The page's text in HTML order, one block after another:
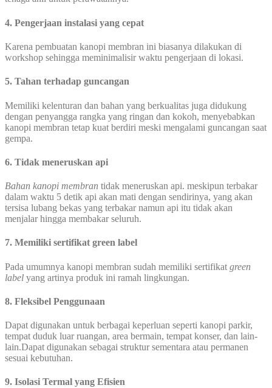
4. Pengerjaan instalasi yang cepat
Karena pembuatan kanopi membran ini biasanya dilakukan di
workshop sehingga meminimalisir waktu pengerjaan di lokasi.
5. Tahan terhadap guncangan
Memiliki kelenturan dan bahan yang berkualitas juga didukung
dengan penyangga rangka yang ringan dan kokoh, menyebabkan
kanopi membran tetap kuat berdiri meski mengalami guncangan saat
gempa.
6. Tidak meneruskan api
Bahan kanopi membran tidak meneruskan api. meskipun terbakar
dalam waktu 5 detik api akan mati dengan sendirinya, yang akan
tersisa lubang bekas yang terbakar namun api itu tidak akan
menjalar hingga membakar seluruh.
7. Memiliki sertifikat green label
Pada umumnya kanopi membran sudah memiliki sertifikat green
label yang artinya produk ini ramah lingkungan.
8. Fleksibel Penggunaan
Dapat digunakan untuk berbagai keperluan seperti kanopi parkir,
tempat duduk luar ruangan, area bermain, tempat konser, dan lain-
lain.Dapat digunakan sebagai struktur sementara atau permanen
sesuai kebutuhan.
9. Isolasi Termal yang Efisien